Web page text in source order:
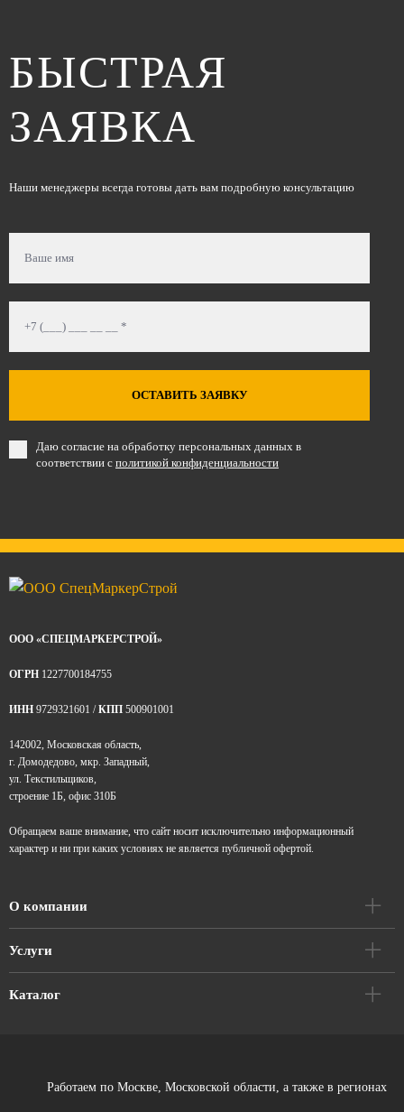
БЫСТРАЯ
ЗАЯВКА
Наши менеджеры всегда готовы дать вам подробную консультацию
ОСТАВИТЬ ЗАЯВКУ
Даю согласие на обработку персональных данных в
соответствии с политикой конфиденциальности
ООО «СПЕЦМАРКЕРСТРОЙ»
ОГРН 1227700184755
ИНН 9729321601 /КПП 500901001
142002, Московская область,
г. Домодедово, мкр. Западный,
ул. Текстильщиков,
строение 1Б, офис 310Б
Обращаем ваше внимание, что сайт носит исключительно информационный
характер и ни при каких условиях не является публичной офертой.
О компании
Услуги
Каталог
Работаем по Москве, Московской области, а также в регионах